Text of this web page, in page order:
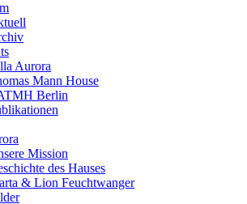
Aurora
Mann House
Berlin
Mission
des Hauses
& Lion Feuchtwanger